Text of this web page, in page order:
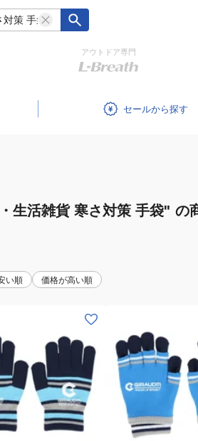
アウトドア専門
セール
生活雑貨 寒さ対策 手袋" の
い順 価格が高い順